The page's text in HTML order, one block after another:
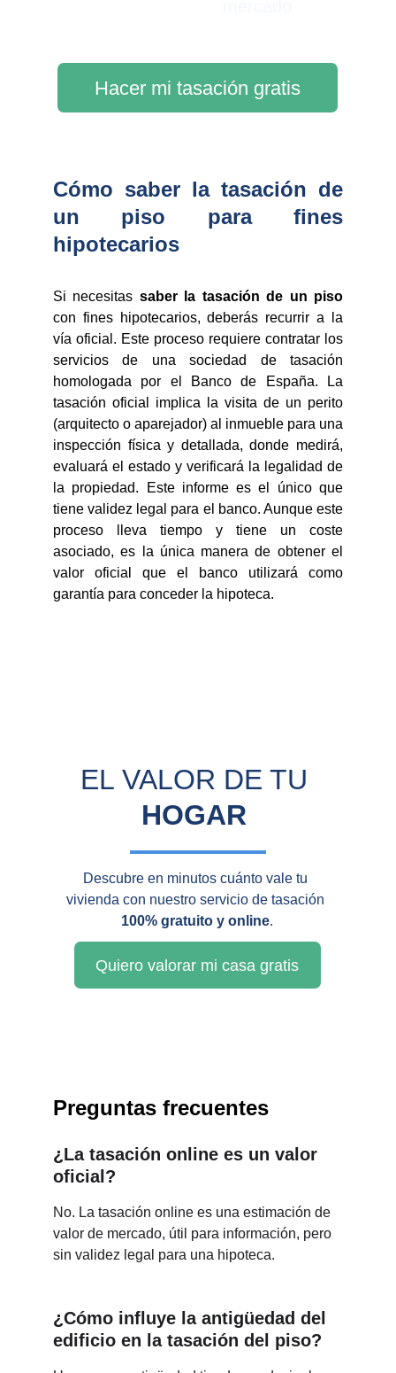
Hacer mi tasación gratis
Cómo saber la tasación de
un piso para fines
hipotecarios
Si necesitas saber la tasación de un piso
con fines hipotecarios, deberás recurrir a la
vía oficial. Este proceso requiere contratar los
servicios de una sociedad de tasación
homologada por el Banco de España. La
tasación oficial implica la visita de un perito
(arquitecto o aparejador) al inmueble para una
inspección física y detallada, donde medirá,
evaluará el estado y verificará la legalidad de
la propiedad. Este informe es el único que
tiene validez legal para el banco. Aunque este
proceso lleva tiempo y tiene un coste
asociado, es la única manera de obtener el
valor oficial que el banco utilizará como
garantía para conceder la hipoteca.
EL VALOR DE TU
HOGAR
Quiero valorar mi casa gratis
Descubre en minutos cuánto vale tu
vivienda con nuestro servicio de tasación
100% gratuito y online.
Preguntas frecuentes
¿La tasación online es un valor
oficial?
No. La tasación online es una estimación de
valor de mercado, útil para información, pero
sin validez legal para una hipoteca.
¿Cómo influye la antigüedad del
edificio en la tasación del piso?